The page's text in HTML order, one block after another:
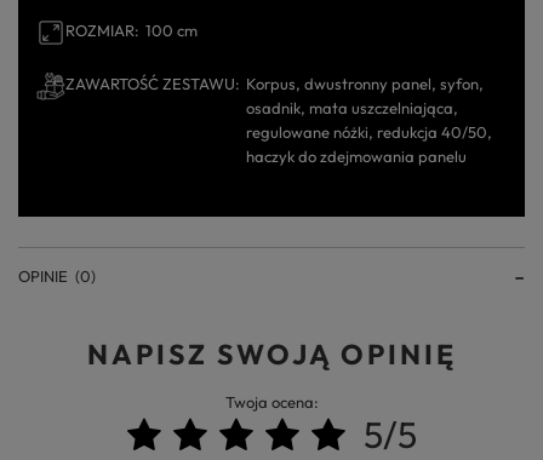
ROZMIAR 100 cm
ZAWARTOŚĆ ZESTAWU
Korpus, dwustronny panel, syfon,
osadnik, mata uszczelniająca,
regulowane nóżki, redukcja 40/50,
haczyk do zdejmowania panelu
OPINIE (0)
NAPISZ SWOJĄ OPINIĘ
Twoja ocena:
5/5